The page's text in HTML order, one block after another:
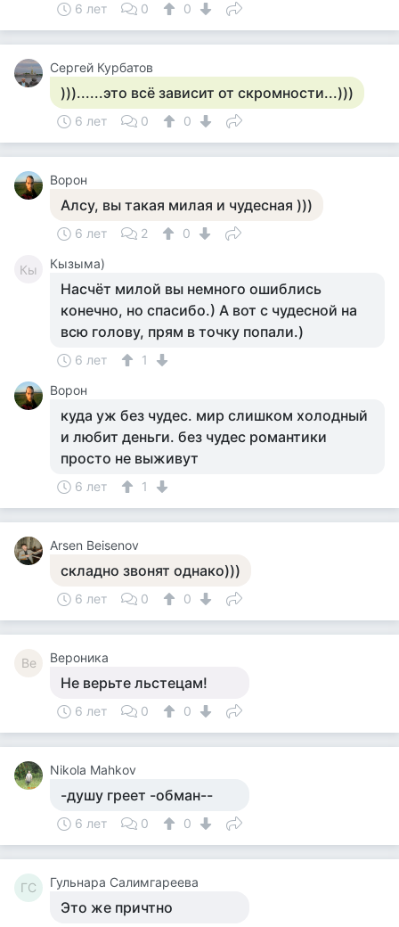
6 лет 0 0
Сергей Курбатов
)))......это всё зависит от скромности...)))
6 лет 0 0
Ворон
Алсу, вы такая милая и чудесная )))
6 лет 2 0
Кы Кызыма)
Насчёт милой вы немного ошиблись
конечно, но спасибо.) А вот с чудесной на
всю голову, прям в точку попали.)
6 лет
1
Ворон
куда уж без чудес. мир слишком холодный
и любит деньги. без чудес романтики
просто не выживут
6 лет 1
Arsen Beisenov
складно звонят однако)))
6 лет 0 0
Ве Вероника
Не верьте льстецам!
6 лет 0 0
Nikola Mahkov
-душу греет -обман--
6 лет 0 0
ГС Гульнара Салимгареева
Это же причтно